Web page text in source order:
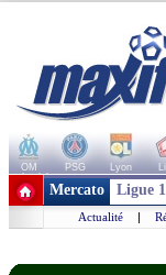
OM PSG Lyon
+ de clubs
Mercato Ligue 1
Actualité |